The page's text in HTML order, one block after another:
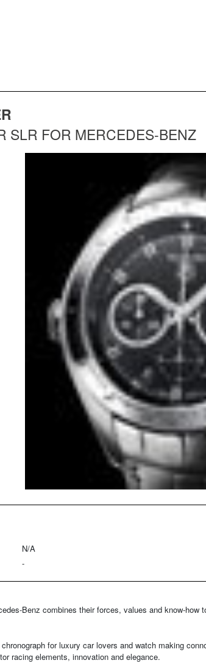
SLR FOR MERCEDES-BENZ
N/A
-
Benz combines their forces, values and know-how
for luxury car lovers and watch making
racing elements, innovation and elegance.